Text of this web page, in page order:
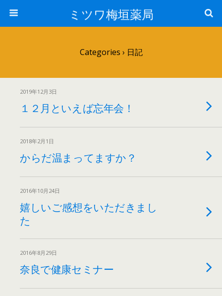
ミツワ梅垣薬局
Categories › 日記
2019年12月3日
１２月といえば忘年会！
2018年2月1日
からだ温まってますか？
2016年10月24日
嬉しいご感想をいただきまし
た
2016年8月29日
奈良で健康セミナー